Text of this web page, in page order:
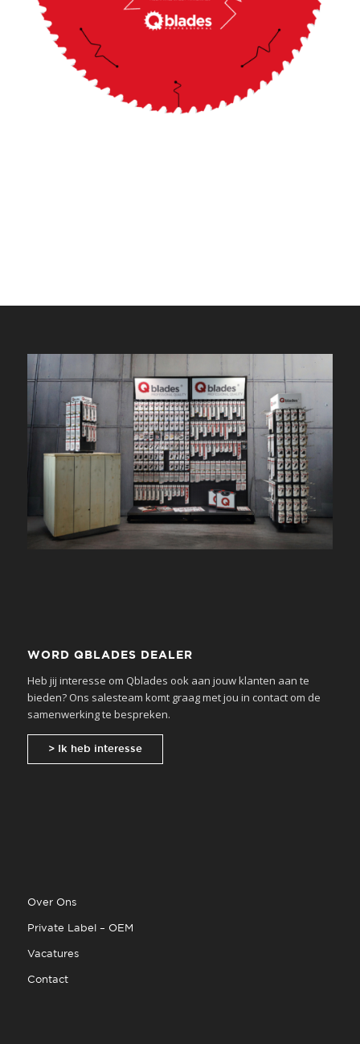
WORD QBLADES DEALER
Heb jij interesse om Qblades ook aan jouw klanten aan te
bieden? Ons salesteam komt graag met jou in contact om de
samenwerking te bespreken.
> Ik heb interesse
Over Ons
Private Label – OEM
Vacatures
Contact